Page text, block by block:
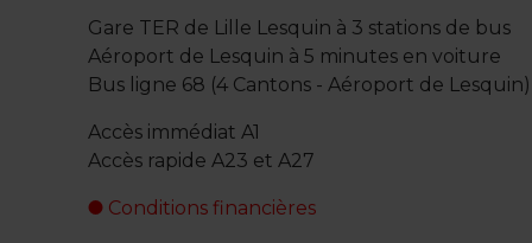
Gare TER de Lille Lesquin à 3 stations de bus
Aéroport de Lesquin à 5 minutes en voiture
Bus ligne 68 (4 Cantons - Aéroport de Lesquin)
Accès immédiat A1
Accès rapide A23 et A27
Conditions financières